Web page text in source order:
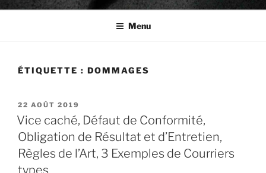
Menu
ÉTIQUETTE : DOMMAGES
PUBLIÉ
LE
22 AOÛT 2019
Vice caché, Défaut de Conformité,
Obligation de Résultat et d’Entretien,
Règles de l’Art, 3 Exemples de Courriers
types